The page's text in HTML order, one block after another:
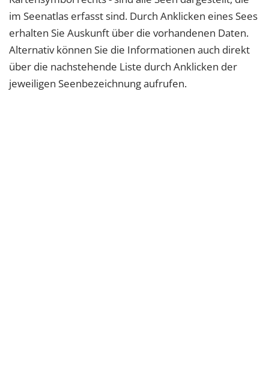
im Seenatlas erfasst sind. Durch Anklicken eines Sees
erhalten Sie Auskunft über die vorhandenen Daten.
Alternativ können Sie die Informationen auch direkt
über die nachstehende Liste durch Anklicken der
jeweiligen Seenbezeichnung aufrufen.